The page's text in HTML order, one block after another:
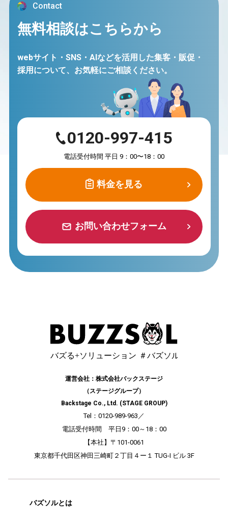
Contact
無料相談はこちらから
webサイト・SNS・AIなどを活用した集客・販促・
採用について、 お気軽にご相談ください。
0120-997-415
電話受付時間 平日 9：00〜18：00
料金を見る
料金を見る
お問い合わせフォーム
お問い合わせフォーム
運営会社：株式会社バックステージ
（ステージグループ）
Backstage Co., Ltd. (STAGE GROUP)
Tel：0120-989-963 ／
電話受付時間 平日9：00～18：00
【本社】〒101-0061
東京都千代田区神田三崎町２丁目４ー１ TUG-I ビル 3F
バズソルとは